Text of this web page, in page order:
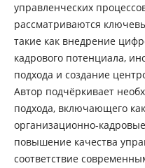
управленческих
рассматриваются
такие как внедрение
кадрового потенциала,
подхода и создание
Автор подчёркивает
подхода, включающего
организационно-
повышение качества
соответствие